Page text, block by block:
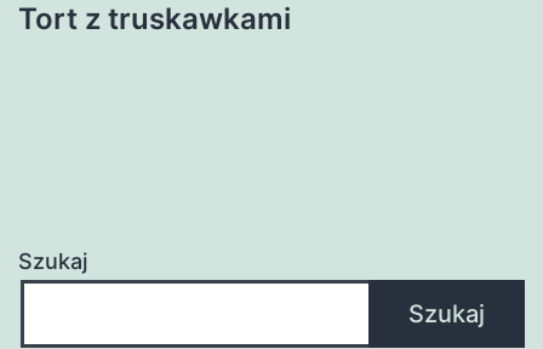
Tort z truskawkami
Szukaj
Szukaj